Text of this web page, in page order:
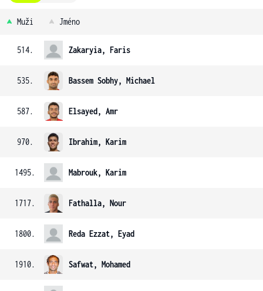
Muži Jméno
514. Zakaryia, Faris
535. Bassem Sobhy, Michael
587. Elsayed, Amr
970. Ibrahim, Karim
1495. Mabrouk, Karim
1717. Fathalla, Nour
1800. Reda Ezzat, Eyad
1910. Safwat, Mohamed